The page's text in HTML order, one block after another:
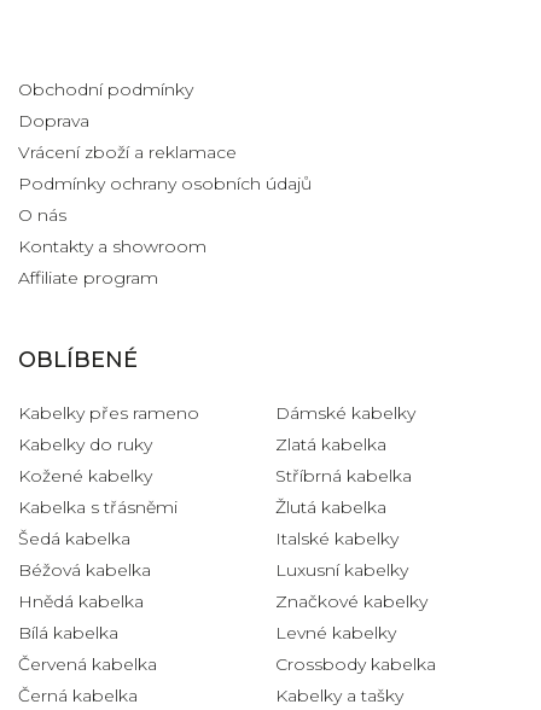
Obchodní podmínky
Doprava
Vrácení zboží a reklamace
Podmínky ochrany osobních údajů
O nás
Kontakty a showroom
Affiliate program
OBLÍBENÉ
Kabelky přes rameno
Kabelky do ruky
Kožené kabelky
Kabelka s třásněmi
Šedá kabelka
Béžová kabelka
Hnědá kabelka
Bílá kabelka
Červená kabelka
Černá kabelka
Dámské kabelky
Zlatá kabelka
Stříbrná kabelka
Žlutá kabelka
Italské kabelky
Luxusní kabelky
Značkové kabelky
Levné kabelky
Crossbody kabelka
Kabelky a tašky